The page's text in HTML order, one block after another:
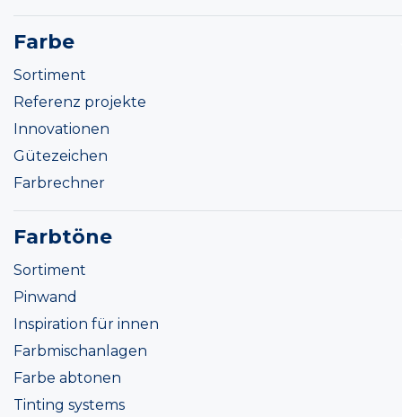
Farbe
Sortiment
Referenz projekte
Innovationen
Gütezeichen
Farbrechner
Farbtöne
Sortiment
Pinwand
Inspiration für innen
Farbmischanlagen
Farbe abtonen
Tinting systems